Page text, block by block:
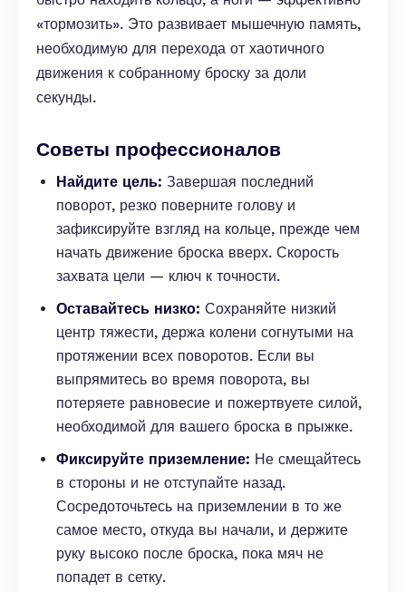
«тормозить». Это развивает мышечную память,
необходимую для перехода от хаотичного
движения к собранному броску за доли
секунды.
Советы профессионалов
Найдите цель: Завершая последний
поворот, резко поверните голову и
зафиксируйте взгляд на кольце, прежде чем
начать движение броска вверх. Скорость
захвата цели — ключ к точности.
Оставайтесь низко: Сохраняйте низкий
центр тяжести, держа колени согнутыми на
протяжении всех поворотов. Если вы
выпрямитесь во время поворота, вы
потеряете равновесие и пожертвуете силой,
необходимой для вашего броска в прыжке.
Фиксируйте приземление: Не смещайтесь
в стороны и не отступайте назад.
Сосредоточьтесь на приземлении в то же
самое место, откуда вы начали, и держите
руку высоко после броска, пока мяч не
попадет в сетку.